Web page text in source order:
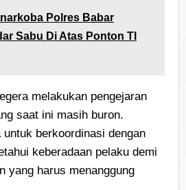
Polres Babar
Sabu Di Atas Ponton TI
melakukan pengejaran
saat ini masih buron.
berkoordinasi dengan
keberadaan pelaku demi
yang harus menanggung